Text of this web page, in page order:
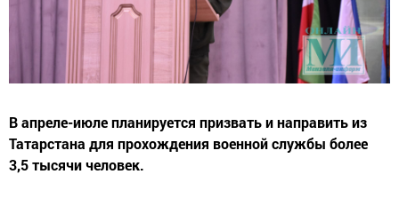
В апреле-июле планируется призвать и направить из
Татарстана для прохождения военной службы более
3,5 тысячи человек.